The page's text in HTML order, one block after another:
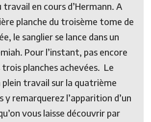
travail en cours d’Hermann. A
planche du troisème tome de
le sanglier se lance dans un
Pour l’instant, pas encore
planches achevées. Le
plein travail sur la quatrième
y remarquerez l’apparition d’un
vous laisse découvrir par